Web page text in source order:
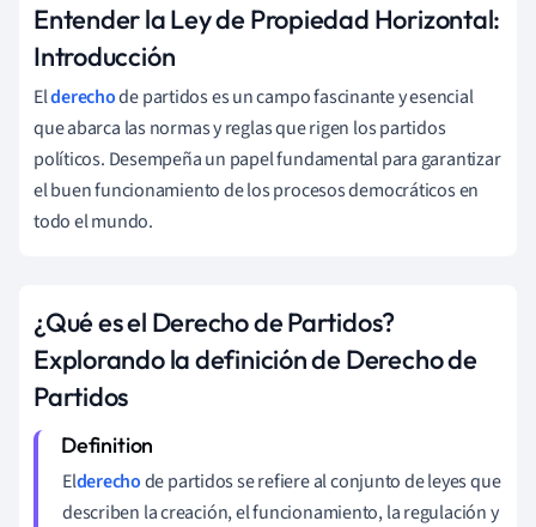
Entender la Ley de Propiedad Horizontal:
Introducción
Elderechode partidos es un campo fascinante y esencial
que abarca las normas y reglas que rigen los partidos
políticos. Desempeña un papel fundamental para garantizar
el buen funcionamiento de los procesos democráticos en
todo el mundo.
¿Qué es el Derecho de Partidos?
Explorando la definición de Derecho de
Partidos
Elderechode partidos se refiere al conjunto de leyes que
describen la creación, el funcionamiento, la regulación y